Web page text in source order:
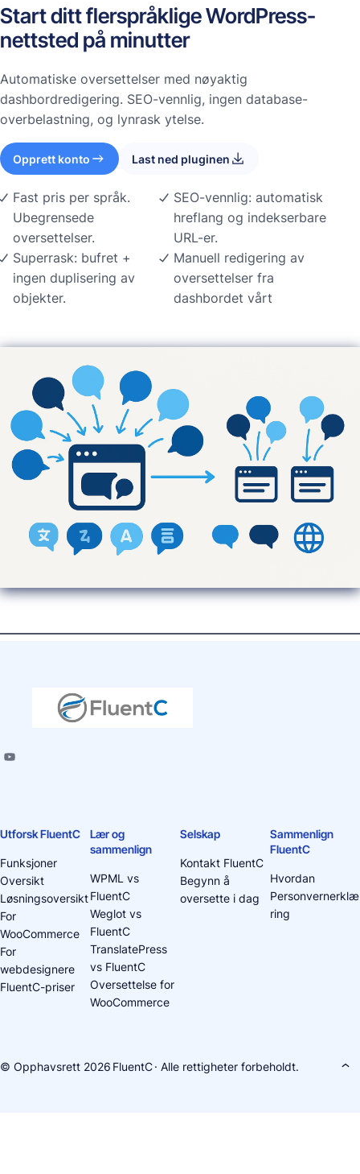
Start ditt flerspråklige WordPress-
nettsted på minutter
Automatiske oversettelser med nøyaktig
dashbordredigering. SEO-vennlig, ingen database-
overbelastning, og lynrask ytelse.
Opprett konto Last ned pluginen
Fast pris per språk.
Ubegrensede
oversettelser.
Superrask: bufret +
ingen duplisering av
objekter.
SEO-vennlig: automatisk
hreflang og indekserbare
URL-er.
Manuell redigering av
oversettelser fra
dashbordet vårt
Utforsk FluentC
Funksjoner
Oversikt
Løsningsoversikt
For
WooCommerce
For
webdesignere
FluentC-priser
Lær og
sammenlign
WPML vs
FluentC
Weglot vs
FluentC
TranslatePress
vs FluentC
Oversettelse for
WooCommerce
Selskap
Kontakt FluentC
Begynn å
oversette i dag
Sammenlign
FluentC
Hvordan
Personvernerklæ
ring
© Opphavsrett 2026 FluentC· Alle rettigheter forbeholdt.